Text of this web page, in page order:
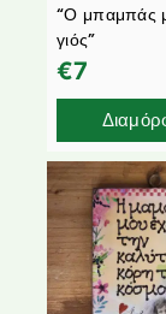
“Ο μπαμπάς
γιός”
€7